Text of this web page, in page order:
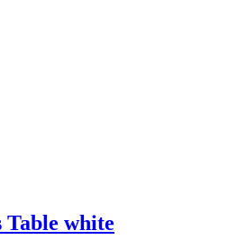
white